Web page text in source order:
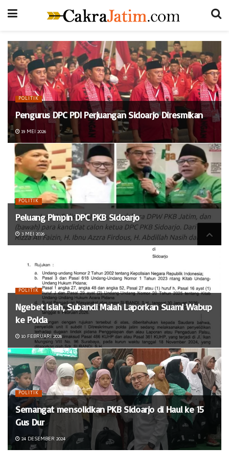
POLITIK
Pengurus DPC PDI Perjuangan Sidoarjo Diresmikan
19 MEI 2026
POLITIK
Peluang Pimpin DPC PKB Sidoarjo
3 MEI 2026
POLITIK
Ngebet Islah, Subandi Malah Laporkan Suami Wabup
ke Polda
10 FEBRUARI 2026
POLITIK
Semangat mensolidkan PKB Sidoarjo di Haul ke 15
Gus Dur
24 DESEMBER 2024